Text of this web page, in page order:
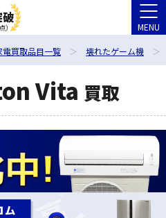
） MENU
電買取品目一覧 壊れたゲーム機
Vita 買取